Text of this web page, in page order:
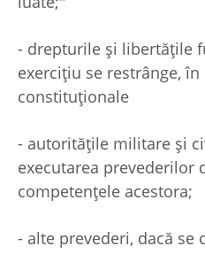
- drepturile şi libertăţile
exerciţiu se restrânge,
constituţionale
- autorităţile militare şi
executarea prevederilor
competenţele acestora;
- alte prevederi, dacă se